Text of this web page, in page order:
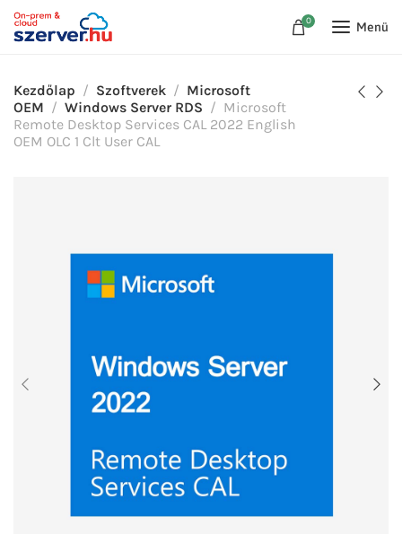
0 Menü
Kezdőlap Szoftverek
Microsoft
OEM
Windows Server RDS
Microsoft
Remote Desktop Services CAL 2022 English
OEM OLC 1 Clt User CAL